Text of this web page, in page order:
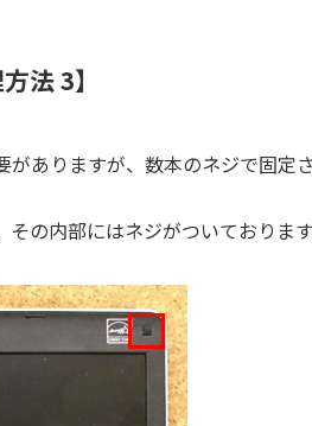
法 3】
ありますが、数本のネジで固定
の内部にはネジがついております